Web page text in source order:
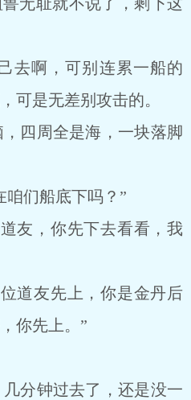
啊，可别连累一船的
可是无差别攻击的。
周全是海，一块落脚
们船底下吗？”
，你先下去看看，我
友先上，你是金丹后
你先上。”
钟过去了，还是没一